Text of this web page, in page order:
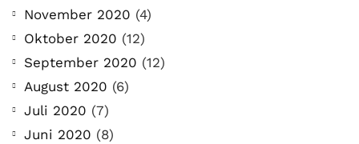
November 2020 (4)
Oktober 2020 (12)
September 2020 (12)
August 2020 (6)
Juli 2020 (7)
Juni 2020 (8)